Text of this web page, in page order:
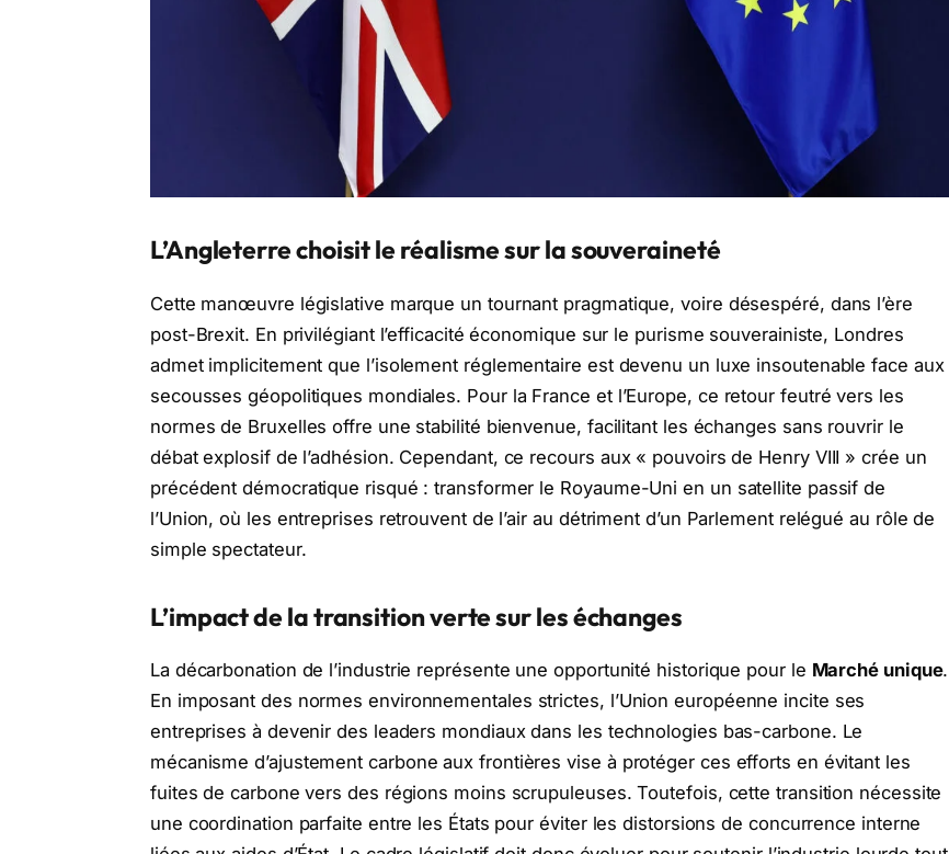
L’Angleterre choisit le réalisme sur la souveraineté
Cette manœuvre législative marque un tournant pragmatique, voire désespéré, dans l’ère
post-Brexit. En privilégiant l’efficacité économique sur le purisme souverainiste, Londres
admet implicitement que l’isolement réglementaire est devenu un luxe insoutenable face aux
secousses géopolitiques mondiales. Pour la France et l’Europe, ce retour feutré vers les
normes de Bruxelles offre une stabilité bienvenue, facilitant les échanges sans rouvrir le
débat explosif de l’adhésion. Cependant, ce recours aux « pouvoirs de Henry VIII » crée un
précédent démocratique risqué : transformer le Royaume-Uni en un satellite passif de
l’Union, où les entreprises retrouvent de l’air au détriment d’un Parlement relégué au rôle de
simple spectateur.
L’impact de la transition verte sur les échanges
La décarbonation de l’industrie représente une opportunité historique pour le Marché unique.
En imposant des normes environnementales strictes, l’Union européenne incite ses
entreprises à devenir des leaders mondiaux dans les technologies bas-carbone. Le
mécanisme d’ajustement carbone aux frontières vise à protéger ces efforts en évitant les
fuites de carbone vers des régions moins scrupuleuses. Toutefois, cette transition nécessite
une coordination parfaite entre les États pour éviter les distorsions de concurrence interne